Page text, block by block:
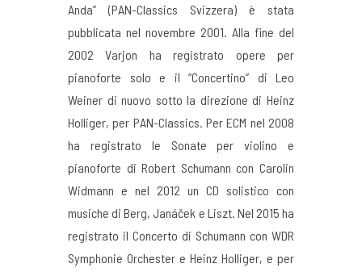
Anda” (PAN-Classics Svizzera) è stata
pubblicata nel novembre 2001. Alla fine del
2002 Varjon ha registrato opere per
pianoforte solo e il “Concertino” di Leo
Weiner di nuovo sotto la direzione di Heinz
Holliger, per PAN-Classics. Per ECM nel 2008
ha registrato le Sonate per violino e
pianoforte di Robert Schumann con Carolin
Widmann e nel 2012 un CD solistico con
musiche di Berg, Janáček e Liszt. Nel 2015 ha
registrato il Concerto di Schumann con WDR
Symphonie Orchester e Heinz Holliger, e per